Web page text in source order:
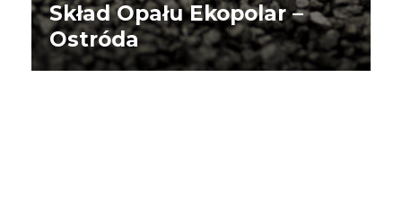
Skład Opału Ekopolar –
Ostróda